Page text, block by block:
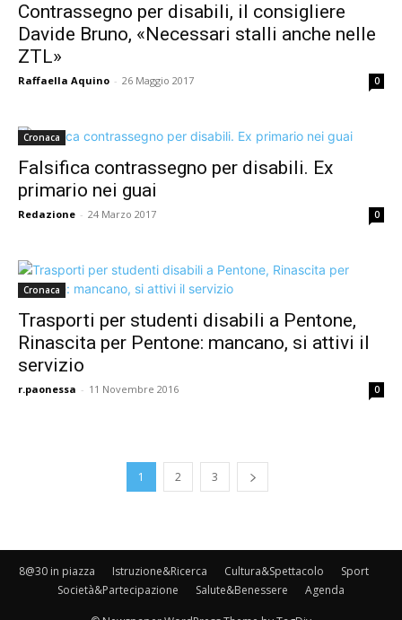
Contrassegno per disabili, il consigliere
Davide Bruno, «Necessari stalli anche nelle
ZTL»
Raffaella Aquino - 26 Maggio 2017 0
Cronaca
Falsifica contrassegno per disabili. Ex
primario nei guai
Redazione - 24 Marzo 2017 0
Cronaca
Trasporti per studenti disabili a Pentone,
Rinascita per Pentone: mancano, si attivi il
servizio
r.paonessa - 11 Novembre 2016 0
1 2 3
8@30 in piazza Istruzione&Ricerca Cultura&Spettacolo
Sport
Società&Partecipazione
Salute&Benessere Agenda